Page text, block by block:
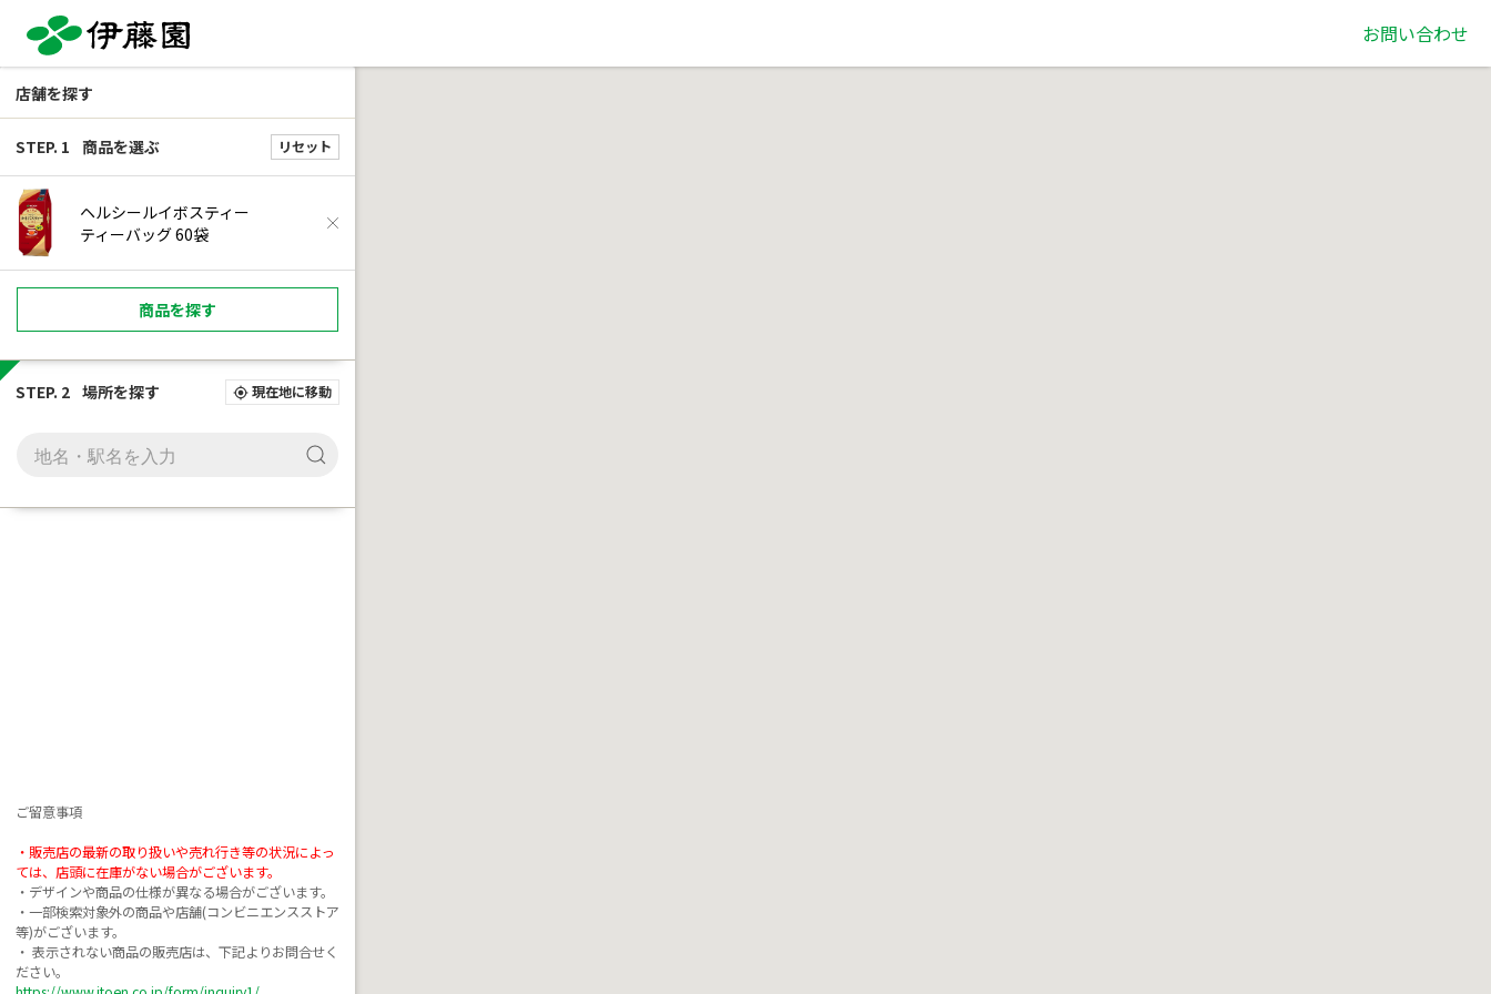
店舗を探す
STEP. 1 商品を選ぶ リセット
ヘルシールイボスティー
ティーバッグ 60袋
商品を探す
STEP. 2 場所を探す my_location 現在地に移動
ご留意事項
・販売店の最新の取り扱いや売れ行き等の状況によっ
ては、店頭に在庫がない場合がございます。
・デザインや商品の仕様が異なる場合がございます。
・一部検索対象外の商品や店舗(コンビニエンスストア
等)がございます。
・ 表示されない商品の販売店は、下記よりお問合せく